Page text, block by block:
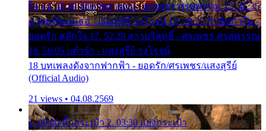
ใจ 14. 42:49 ไอ้หวังตายแน่ - ศรเพชร ศรสุพรรณ 15. 46:35
ธาตุแท้ของเธอ - แสงสุรีย์ รุ่งโรจน์ 16. 49:57 กำนันกำใน -
ยอดรัก สลักใจ 17. 52:29 สาวบริสุทธิ์ - ศรเพชร ศรสุพรรณ
18. 56:05 แต๋วจ๋า - แสงสุรีย์ รุ่งโรจน์
18 บทเพลงดังจากฟากฟ้า - ยอดรัก/ศรเพชร/แสงสุรีย์
(Official Audio)
21 views • 04.08.2569
1. 00:00 หิ้วกระเป๋า 2. 03:30 แย่งกระเป๋า